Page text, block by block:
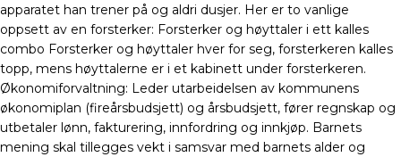
apparatet han trener på og aldri dusjer. Her er to vanlige
oppsett av en forsterker: Forsterker og høyttaler i ett kalles
combo Forsterker og høyttaler hver for seg, forsterkeren kalles
topp, mens høyttalerne er i et kabinett under forsterkeren.
Økonomiforvaltning: Leder utarbeidelsen av kommunens
økonomiplan (fireårsbudsjett) og årsbudsjett, fører regnskap og
utbetaler lønn, fakturering, innfordring og innkjøp. Barnets
mening skal tillegges vekt i samsvar med barnets alder og